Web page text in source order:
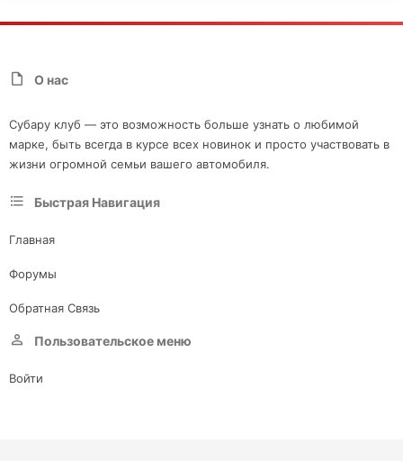
О нас
Субару клуб — это возможность больше узнать о любимой
марке, быть всегда в курсе всех новинок и просто участвовать в
жизни огромной семьи вашего автомобиля.
Быстрая Навигация
Главная
Форумы
Обратная Связь
Пользовательское меню
Войти